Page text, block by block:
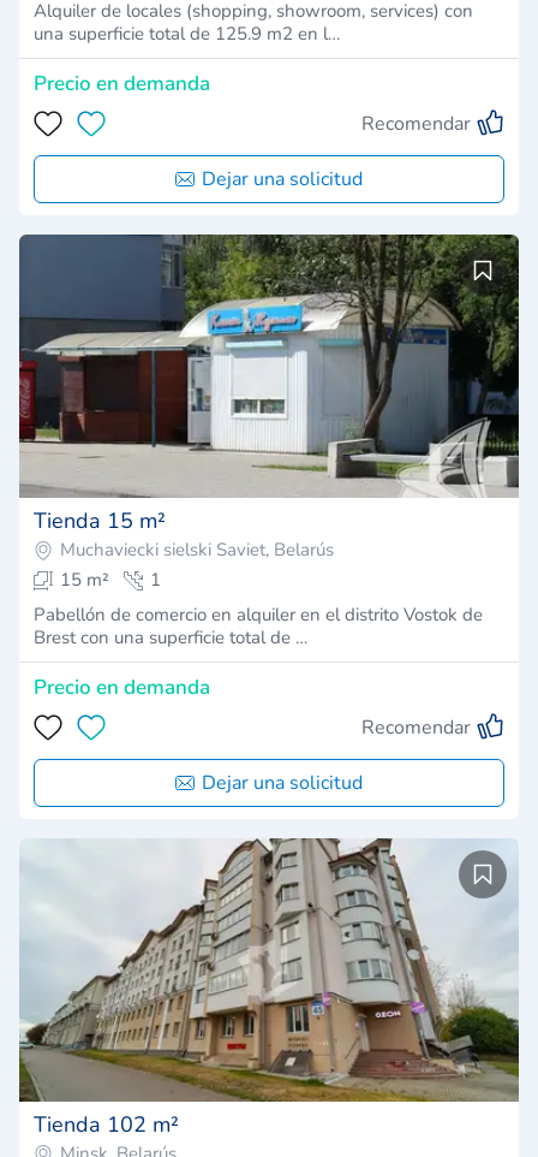
Alquiler de locales (shopping, showroom, services) con
una superficie total de 125.9 m2 en l…
Precio en demanda
Recomendar
Dejar una solicitud
Tienda 15 m²
Muchaviecki sielski Saviet, Belarús
15 m²
1
Pabellón de comercio en alquiler en el distrito Vostok de
Brest con una superficie total de …
Precio en demanda
Recomendar
Dejar una solicitud
Tienda 102 m²